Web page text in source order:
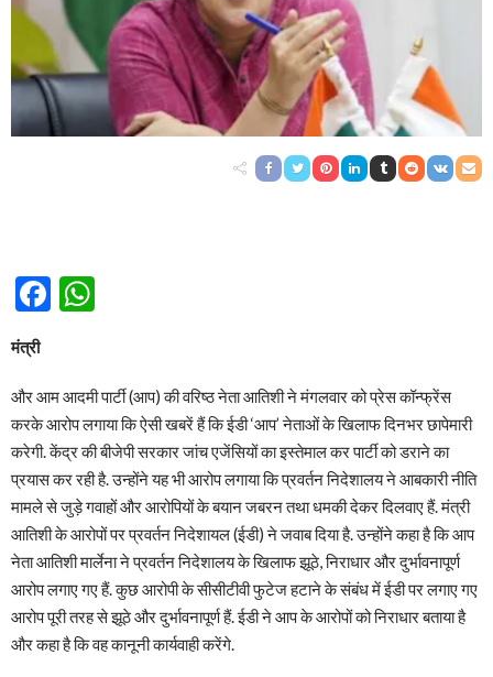
Facebook
मंत्री
और आम आदमी पार्टी (आप) की वरिष्ठ नेता आतिशी ने मंगलवार को प्रेस कॉन्‍फ्रेंस
करके आरोप लगाया क‍ि ऐसी खबरें हैं कि ईडी ‘आप’ नेताओं के खिलाफ दिनभर छापेमारी
करेगी. केंद्र की बीजेपी सरकार जांच एजेंसियों का इस्तेमाल कर पार्टी को डराने का
प्रयास कर रही है. उन्होंने यह भी आरोप लगाया कि प्रवर्तन निदेशालय ने आबकारी नीति
मामले से जुड़े गवाहों और आरोपियों के बयान जबरन तथा धमकी देकर दिलवाए हैं. मंत्री
आत‍िशी के आरोपों पर प्रवर्तन न‍िदेशायल (ईडी) ने जवाब द‍िया है. उन्‍होंने कहा है क‍ि आप
नेता आतिशी मार्लेना ने प्रवर्तन निदेशालय के खिलाफ झूठे, निराधार और दुर्भावनापूर्ण
आरोप लगाए गए हैं. कुछ आरोपी के सीसीटीवी फुटेज हटाने के संबंध में ईडी पर लगाए गए
आरोप पूरी तरह से झूठे और दुर्भावनापूर्ण हैं. ईडी ने आप के आरोपों को निराधार बताया है
और कहा है क‍ि वह कानूनी कार्यवाही करेंगे.